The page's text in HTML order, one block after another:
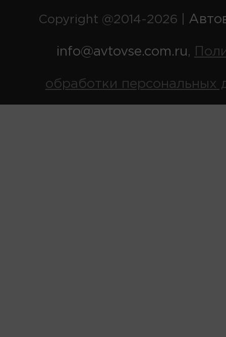
Copyright @2014-2026 |
info@avtovse.com.ru,
обработки персональных